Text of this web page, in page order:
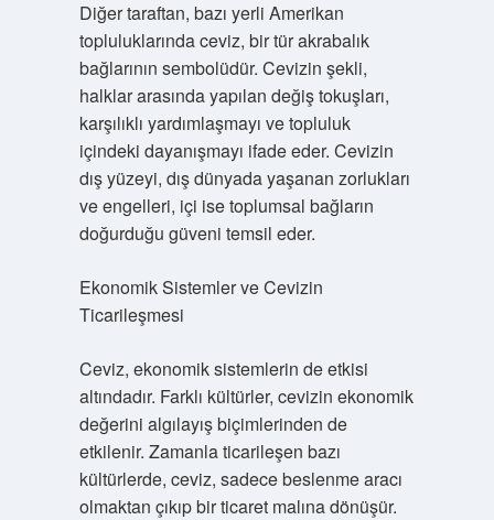
Diğer taraftan, bazı yerli Amerikan
topluluklarında ceviz, bir tür akrabalık
bağlarının sembolüdür. Cevizin şekli,
halklar arasında yapılan değiş tokuşları,
karşılıklı yardımlaşmayı ve topluluk
içindeki dayanışmayı ifade eder. Cevizin
dış yüzeyi, dış dünyada yaşanan zorlukları
ve engelleri, içi ise toplumsal bağların
doğurduğu güveni temsil eder.
Ekonomik Sistemler ve Cevizin
Ticarileşmesi
Ceviz, ekonomik sistemlerin de etkisi
altındadır. Farklı kültürler, cevizin ekonomik
değerini algılayış biçimlerinden de
etkilenir. Zamanla ticarileşen bazı
kültürlerde, ceviz, sadece beslenme aracı
olmaktan çıkıp bir ticaret malına dönüşür.